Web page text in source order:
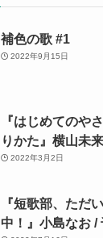
補色の歌 #1
2022年9月15日
『はじめてのや
りかた』横山未
2022年3月2日
『短歌部、ただ
中！』小島なお /